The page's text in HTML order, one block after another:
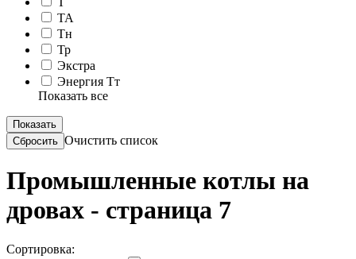
ТА
Тн
Тр
Экстра
Энергия Тт
Показать все
Очистить список
Промышленные котлы на
дровах - страница 7
Сортировка: